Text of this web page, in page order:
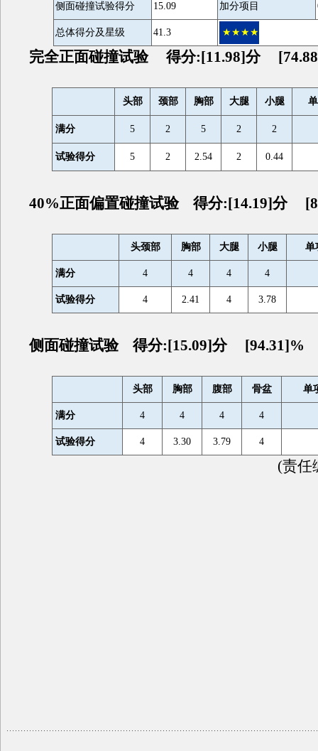
侧面碰撞试验得分 15.09 加分项目
总体得分及星级 41.3 ★★★★
完全正面碰撞试验 得分:[11.98]分
头部 颈部 胸部 大腿 小腿
满分 5 2 5 2 2
试验得分 5 2 2.54 2 0.44
40%正面偏置碰撞试验 得分:[14.19]分
头颈部 胸部 大腿 小腿 单
满分 4 4 4 4
试验得分 4 2.41 4 3.78
侧面碰撞试验 得分:[15.09]分 [94.31]%
头部 胸部 腹部 骨盆 单
满分 4 4 4 4
试验得分 4 3.30 3.79 4
(责任